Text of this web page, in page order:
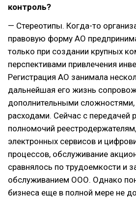
контроль?
— Стереотипы. Когда-то
правовую форму АО
только при создании крупных
перспективами привлечения
Регистрация АО занимала
дальнейшая его жизнь
дополнительными
расходами. Сейчас с передачей
полномочий
электронных сервисов и
процессов, обслуживание
сравнялось по трудоемкости и
обслуживанием ООО. Однако
бизнеса еще в полной мере не